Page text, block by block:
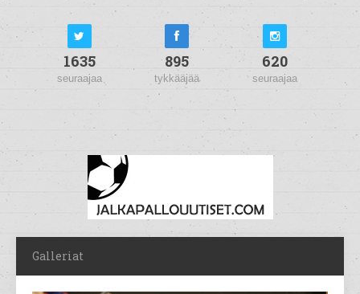
1635
seuraajaa
895
tykkääjää
620
seuraajaa
Galleriat